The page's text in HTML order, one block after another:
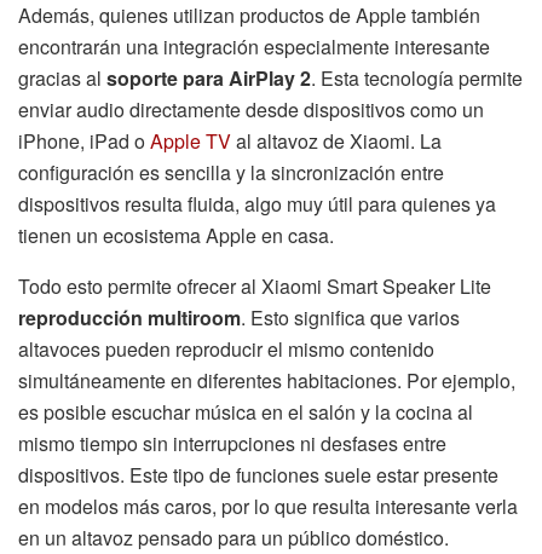
Además, quienes utilizan productos de Apple también
encontrarán una integración especialmente interesante
gracias al soporte para AirPlay 2. Esta tecnología permite
enviar audio directamente desde dispositivos como un
iPhone, iPad oApple TVal altavoz de Xiaomi. La
configuración es sencilla y la sincronización entre
dispositivos resulta fluida, algo muy útil para quienes ya
tienen un ecosistema Apple en casa.
Todo esto permite ofrecer al Xiaomi Smart Speaker Lite
reproducción multiroom. Esto significa que varios
altavoces pueden reproducir el mismo contenido
simultáneamente en diferentes habitaciones. Por ejemplo,
es posible escuchar música en el salón y la cocina al
mismo tiempo sin interrupciones ni desfases entre
dispositivos. Este tipo de funciones suele estar presente
en modelos más caros, por lo que resulta interesante verla
en un altavoz pensado para un público doméstico.